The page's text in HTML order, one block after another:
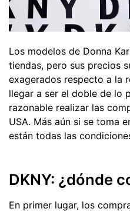
Los modelos de Donna
tiendas, pero sus precios
exagerados respecto a la
llegar a ser el doble de lo
razonable realizar las
USA. Más aún si se toma
están todas las
DKNY: ¿dónde
En primer lugar, los